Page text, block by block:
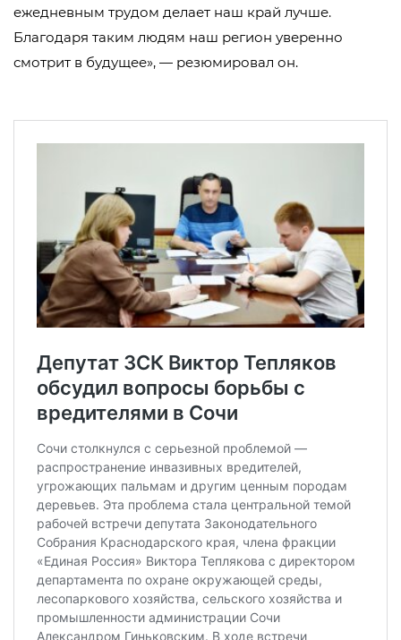
ежедневным трудом делает наш край лучше.
Благодаря таким людям наш регион уверенно
смотрит в будущее», — резюмировал он.